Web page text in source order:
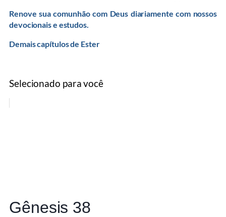
Renove sua comunhão com Deus diariamente com nossos
devocionais e estudos.
Demais capítulos de Ester
Selecionado para você
Gênesis 38